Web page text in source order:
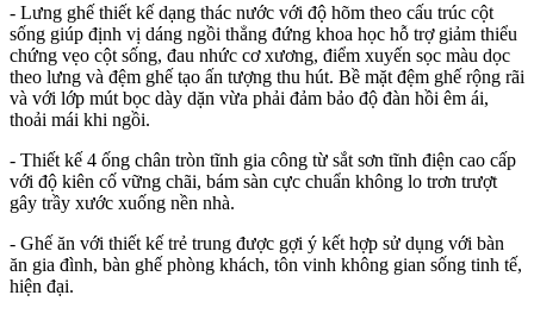
- Lưng ghế thiết kế dạng thác nước với độ hõm theo cấu trúc cột
sống giúp định vị dáng ngồi thẳng đứng khoa học hỗ trợ giảm thiểu
chứng vẹo cột sống, đau nhức cơ xương, điểm xuyến sọc màu dọc
theo lưng và đệm ghế tạo ấn tượng thu hút. Bề mặt đệm ghế rộng rãi
và với lớp mút bọc dày dặn vừa phải đảm bảo độ đàn hồi êm ái,
thoải mái khi ngồi.
- Thiết kế 4 ống chân tròn tĩnh gia công từ sắt sơn tĩnh điện cao cấp
với độ kiên cố vững chãi, bám sàn cực chuẩn không lo trơn trượt
gây trầy xước xuống nền nhà.
- Ghế ăn với thiết kế trẻ trung được gợi ý kết hợp sử dụng với bàn
ăn gia đình, bàn ghế phòng khách, tôn vinh không gian sống tinh tế,
hiện đại.